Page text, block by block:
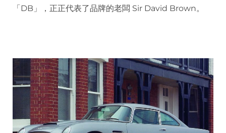
「DB」，正正代表了品牌的老闆 Sir David Brown。